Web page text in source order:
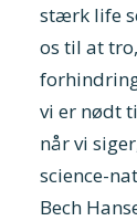
stærk life
os til at
vi er nødt
når vi
science-
Bech